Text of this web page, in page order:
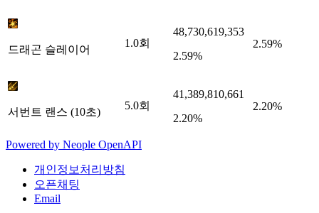
드래곤 슬레이어
1.0회
48,730,619,353
2.59%
2.59%
서번트 랜스 (10초)
5.0회
41,389,810,661
2.20%
2.20%
Powered by Neople OpenAPI
개인정보처리방침
오픈채팅
Email